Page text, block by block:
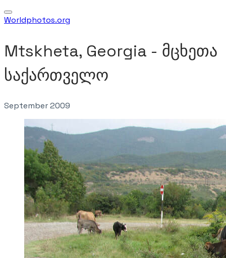
Worldphotos.org
Mtskheta, Georgia - მცხეთა
საქართველო
September 2009